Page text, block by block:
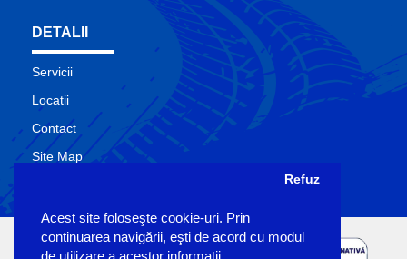
Acest site foloseşte cookie-uri. Prin
continuarea navigării, eşti de acord cu modul
Refuz
DETALII
Servicii
Locatii
Contact
Site Map